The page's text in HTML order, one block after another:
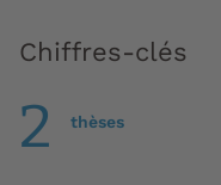
Chiffres-clés
2 thèses